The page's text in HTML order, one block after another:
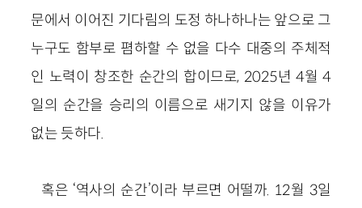
문에서 이어진 기다림의 도정 하나하나는 앞으로 그
누구도 함부로 폄하할 수 없을 다수 대중의 주체적
인 노력이 창조한 순간의 합이므로, 2025년 4월 4
일의 순간을 승리의 이름으로 새기지 않을 이유가
없는 듯하다.
혹은 ‘역사의 순간’이라 부르면 어떨까. 12월 3일